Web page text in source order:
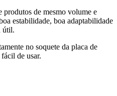
de mesmo volume e
estabilidade, boa adaptabilidade
útil.
no soquete da placa de
de usar.